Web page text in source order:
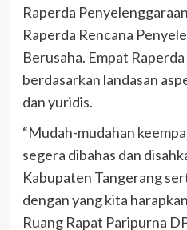
Raperda
Raperda Rencana
Berusaha. Empat
berdasarkan landasan
dan yuridis.
“Mudah-mudahan
segera dibahas dan
Kabupaten Tangerang
dengan yang kita
Ruang Rapat Paripurna